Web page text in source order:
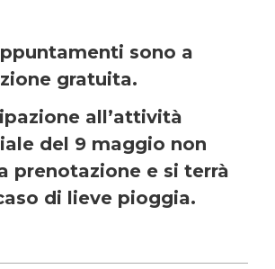
sono a
gratuita.
all’attività
del 9 maggio non
prenotazione e si terrà
di lieve pioggia.